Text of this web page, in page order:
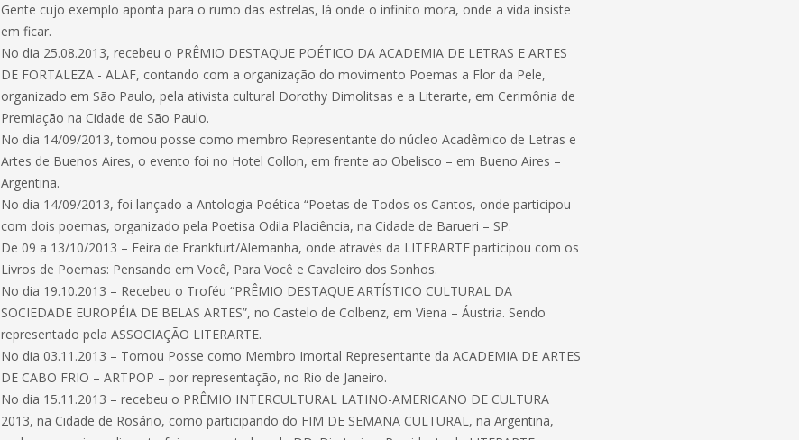
Gente cujo exemplo aponta para o rumo das estrelas, lá onde o infinito mora, onde a vida insiste
em ficar.
No dia 25.08.2013, recebeu o PRÊMIO DESTAQUE POÉTICO DA ACADEMIA DE LETRAS E ARTES
DE FORTALEZA - ALAF, contando com a organização do movimento Poemas a Flor da Pele,
organizado em São Paulo, pela ativista cultural Dorothy Dimolitsas e a Literarte, em Cerimônia de
Premiação na Cidade de São Paulo.
No dia 14/09/2013, tomou posse como membro Representante do núcleo Acadêmico de Letras e
Artes de Buenos Aires, o evento foi no Hotel Collon, em frente ao Obelisco – em Bueno Aires –
Argentina.
No dia 14/09/2013, foi lançado a Antologia Poética “Poetas de Todos os Cantos, onde participou
com dois poemas, organizado pela Poetisa Odila Placiência, na Cidade de Barueri – SP.
De 09 a 13/10/2013 – Feira de Frankfurt/Alemanha, onde através da LITERARTE participou com os
Livros de Poemas: Pensando em Você, Para Você e Cavaleiro dos Sonhos.
No dia 19.10.2013 – Recebeu o Troféu “PRÊMIO DESTAQUE ARTÍSTICO CULTURAL DA
SOCIEDADE EUROPÉIA DE BELAS ARTES”, no Castelo de Colbenz, em Viena – Áustria. Sendo
representado pela ASSOCIAÇÃO LITERARTE.
No dia 03.11.2013 – Tomou Posse como Membro Imortal Representante da ACADEMIA DE ARTES
DE CABO FRIO – ARTPOP – por representação, no Rio de Janeiro.
No dia 15.11.2013 – recebeu o PRÊMIO INTERCULTURAL LATINO-AMERICANO DE CULTURA
2013, na Cidade de Rosário, como participando do FIM DE SEMANA CULTURAL, na Argentina,